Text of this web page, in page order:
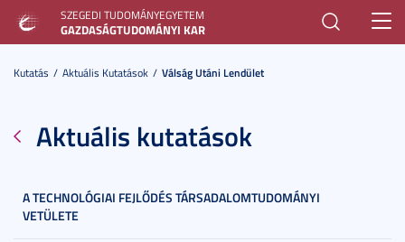
SZEGEDI TUDOMÁNYEGYETEM
GAZDASÁGTUDOMÁNYI KAR
Kutatás Aktuális Kutatások Válság Utáni Lendület
Aktuális kutatások
A TECHNOLÓGIAI FEJLŐDÉS TÁRSADALOMTUDOMÁNYI
VETÜLETE